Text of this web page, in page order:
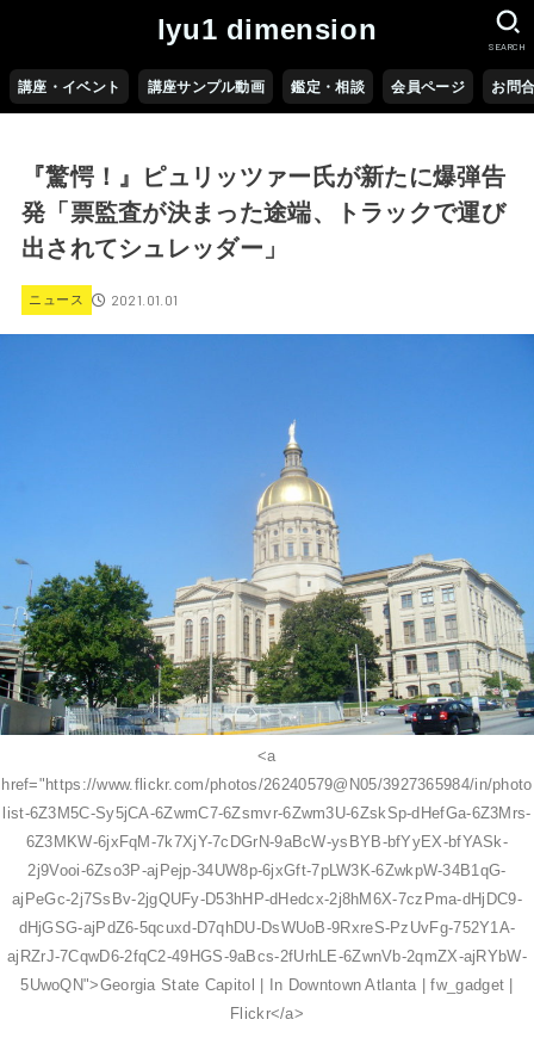
lyu1 dimension
講座・イベント 講座サンプル動画 鑑定・相談 会員ページ お問
SEARCH
『驚愕！』ピュリッツァー氏が新たに爆弾告
発「票監査が決まった途端、トラックで運び
出されてシュレッダー」
ニュース 2021.01.01
<a
href="https://www.flickr.com/photos/26240579@N05/3927365984/in/photo
list-6Z3M5C-Sy5jCA-6ZwmC7-6Zsmvr-6Zwm3U-6ZskSp-dHefGa-6Z3Mrs-
6Z3MKW-6jxFqM-7k7XjY-7cDGrN-9aBcW-ysBYB-bfYyEX-bfYASk-
2j9Vooi-6Zso3P-ajPejp-34UW8p-6jxGft-7pLW3K-6ZwkpW-34B1qG-
ajPeGc-2j7SsBv-2jgQUFy-D53hHP-dHedcx-2j8hM6X-7czPma-dHjDC9-
dHjGSG-ajPdZ6-5qcuxd-D7qhDU-DsWUoB-9RxreS-PzUvFg-752Y1A-
ajRZrJ-7CqwD6-2fqC2-49HGS-9aBcs-2fUrhLE-6ZwnVb-2qmZX-ajRYbW-
5UwoQN">Georgia State Capitol | In Downtown Atlanta | fw_gadget |
Flickr</a>